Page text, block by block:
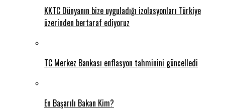
KKTC Dünyanın bize uyguladığı izolasyonları Türkiye
üzerinden bertaraf ediyoruz
TC Merkez Bankası enflasyon tahminini güncelledi
En Başarılı Bakan Kim?